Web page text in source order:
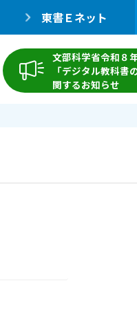
東書Ｅネット
文部科学省令和８
「デジタル教科書
関するお知らせ